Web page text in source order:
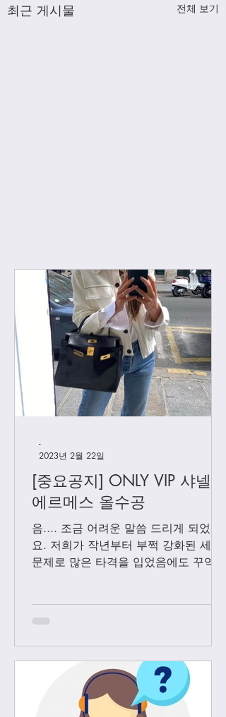
최근 게시물 전체 보기
[우버급 보테가] 아르코 토트 미
[중요공지] ONLY VIP 샤넬 +
에르메스 올수공
음.... 조금 어려운 말씀 드리게 되었어
요. 저희가 작년부터 부쩍 강화된 세관
문제로 많은 타격을 입었음에도 꾸역꾸
다. Vip...
-
2023년 2월 22일